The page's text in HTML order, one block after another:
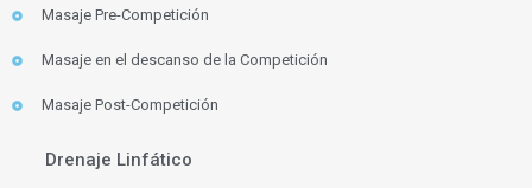
Masaje Pre-Competición
Masaje en el descanso de la Competición
Masaje Post-Competición
Drenaje Linfático